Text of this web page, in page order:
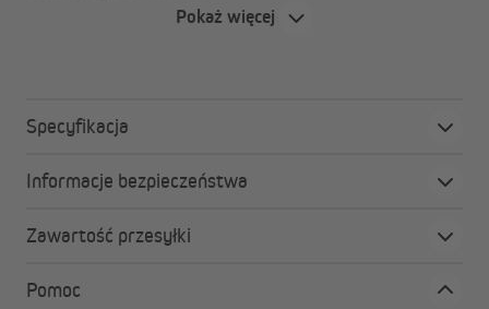
W zestawie znajduje się nakrętka i dwie podkładki.
połączenia żagla ze śrubą z oczkiem polecamy użycie
karabińczyka lub śruby rzymskiej.
Przedstawiamy przykłady montażu żagla z użyciem śruby z
Pokaż więcej
Specyfikacja
Informacje bezpieczeństwa
Zawartość przesyłki
Pomoc